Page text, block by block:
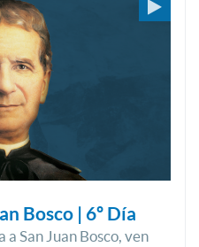
Bosco | 6º Día
a San Juan Bosco, ven